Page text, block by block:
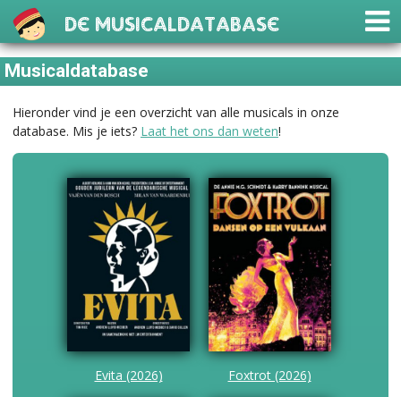
De Musicaldatabase
Musicaldatabase
Hieronder vind je een overzicht van alle musicals in onze
database. Mis je iets? Laat het ons dan weten!
Evita (2026) Foxtrot (2026)